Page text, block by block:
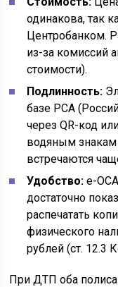
одинакова, так
Центробанком.
из-за комиссий
стоимости).
Подлинность:
базе РСА
через QR-код
водяным знакам
встречаются
Удобство: е-
достаточно
распечатать
физического
рублей (ст. 12.3
При ДТП оба